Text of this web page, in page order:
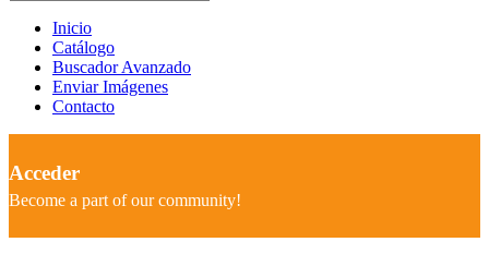
Inicio
Catálogo
Buscador Avanzado
Enviar Imágenes
Contacto
Acceder
Become a part of our community!